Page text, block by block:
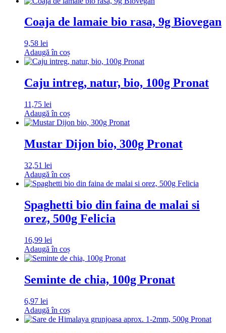
Coaja de lamaie bio rasa, 9g Biovegan
9,58 lei
Adaugă în coș
Caju intreg, natur, bio, 100g Pronat
11,75 lei
Adaugă în coș
Mustar Dijon bio, 300g Pronat
32,51 lei
Adaugă în coș
Spaghetti bio din faina de malai si
orez, 500g Felicia
16,99 lei
Adaugă în coș
Seminte de chia, 100g Pronat
6,97 lei
Adaugă în coș